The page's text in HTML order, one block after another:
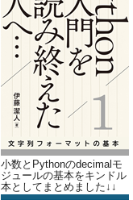
小数とPythonのdecimalモ
ジュールの基本をキンドル
本としてまとめました↓↓